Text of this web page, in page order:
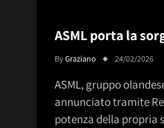
ASML porta la
ByGraziano 24/02/2026
ASML, gruppo
annunciato tramite
potenza della propria